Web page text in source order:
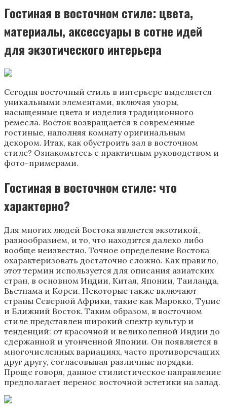
Гостиная в восточном стиле: цвета,
материалы, аксессуары в сотне идей
для экзотического интерьера
Сегодня восточный стиль в интерьере выделяется
уникальными элементами, включая узоры,
насыщенные цвета и изделия традиционного
ремесла. Восток возвращается в современные
гостиные, наполняя комнату оригинальным
декором. Итак, как обустроить зал в восточном
стиле? Ознакомьтесь с практичным руководством и
фото-примерами.
Гостиная в восточном стиле: что
характерно?
Для многих людей Востока является экзотикой,
разнообразием, и то, что находится далеко либо
вообще неизвестно. Точное определение Востока
охарактеризовать достаточно сложно. Как правило,
этот термин используется для описания азиатских
стран, в основном Индии, Китая, Японии, Таиланда,
Вьетнама и Кореи. Некоторые также включают
страны Северной Африки, такие как Марокко, Тунис
и Ближний Восток. Таким образом, в восточном
стиле представлен широкий спектр культур и
тенденций: от красочной и великолепной Индии до
сдержанной и утонченной Японии. Он появляется в
многочисленных вариациях, часто противоречащих
друг другу, согласовывая различные порядки.
Проще говоря, данное стилистическое направление
предполагает перенос восточной эстетики на запад.